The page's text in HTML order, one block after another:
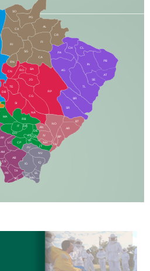
CX
RI
AL
CR
FI
SG
BA
CA
PA
CH CL
PB
SE
TL
AG
BR
SR
BT
AR
RP
RO
JG
CG
SI
NA
TA
NH
JT
RB
MA
IT
DR
DO
CP
JU
NV
IQ
EL
PP
LC
AM
AB
JP
DB
TE
CS
PR
TA
SQ
IG
MN
IN
NO
BP
RN
CN
AN
IV
FS
VC
GD
DE
AT
PG
SO